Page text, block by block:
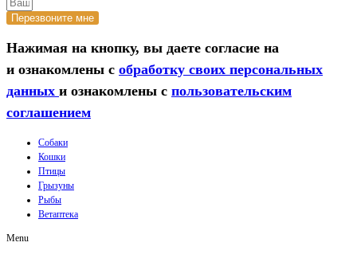
Перезвоните мне
Нажимая на кнопку, вы даете согласие на
и ознакомлены с обработку своих персональных
данных и ознакомлены с пользовательским
соглашением
Собаки
Кошки
Птицы
Грызуны
Рыбы
Ветаптека
Menu